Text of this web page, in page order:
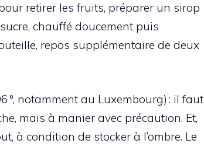
retirer les fruits, préparer un sirop
chauffé doucement puis
repos supplémentaire de deux
°, notamment au Luxembourg) : il faut
mais à manier avec précaution. Et,
à condition de stocker à l’ombre. Le